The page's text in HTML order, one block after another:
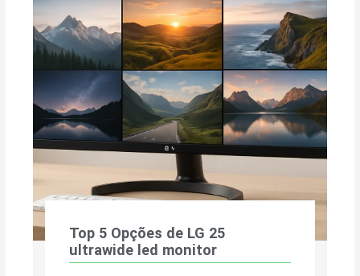
Top 5 Opções de LG 25
ultrawide led monitor